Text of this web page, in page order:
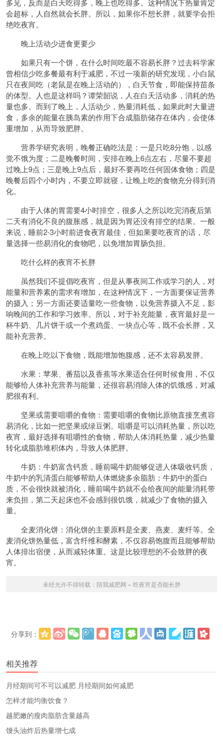
多见，反而是白天吃得多，晚上也吃得多。这种情况下热量肯定
会超标，人自然就会长胖。所以，如果你不想长胖，就要学会拒
绝吃夜宵。
晚上活动少进食更要少
如果只有一个饼，在什么时间吃最不容易长胖？过去科学家
曾相信少吃多餐最有利于减肥，不过一项新的研究发现，小白鼠
只在夜间吃（老鼠是在晚上活动的），白天节食，即能保持苗条
的体型。人也是这样吗？谭荣韶说，人在白天活动多，消耗的热
量也多。而到了晚上，人活动少，热量消耗低，如果此时大量进
食，多余的能量在胰岛素的作用下合成脂肪储存在体内，会使体
重增加，从而导致肥胖。
营养学研究表明，晚餐正确吃法是：一是只吃8分饱，以感
觉不饿为度；二是晚餐时间，安排在晚上6点左右，尽量不要超
过晚上9点；三是晚上9点后，最好不要再吃任何固体食物；四是
晚餐后四个小时内，不要立即就寝，让晚上吃的食物充分得到消
化。
由于人体的胃需要4小时排空，很多人之所以吃完消夜后第
二天有消化不良的腹胀感，就是因为胃还没有排空的结果。一般
来说，睡前2-3小时前进食夜宵最佳，但如果要吃夜宵的话，尽
量选择一些易消化的食物吧，以免增加胃肠负担。
吃什么样的夜宵不长胖
虽然我们不提倡吃夜宵，但是从事夜间工作或学习的人，对
能量和营养素的需求有增加，在这种情况下，一方面要保证营养
的摄入；另一方面还要适量吃一些食物，以免营养摄入不足，影
响晚间的工作和学习效率。所以，对于补充能量，夜宵最好是一
杯牛奶、几片饼干或一个煮鸡蛋、一块点心等，既不会长胖，又
能补充营养。
在晚上吃以下食物，既能增加饱腹感，还不太容易发胖。
水果：苹果、番茄以及香蕉等水果适合任何时候食用，不仅
能够给人体补充营养与能量，还很容易消除人体的饥饿感，对减
肥很有利。
坚果或需要咀嚼的食物：需要咀嚼的食物比原物直接烹煮容
易消化，比如一把坚果或绿豆粥。咀嚼是可以消耗热量，所以吃
夜宵，最好选择有咀嚼性的食物，帮助人体消耗热量，减少热量
转化成脂肪堆积体内，导致人体肥胖。
牛奶：牛奶富含钙质，睡前喝牛奶能够促进人体吸收钙质，
牛奶中的乳清蛋白能够帮助人体燃烧多余脂肪；牛奶中的蛋白
质，不会很快就被消化，睡前喝牛奶就不会给夜间的能量消耗带
来负担，第二天起床也不会感到很饥饿，就减少了食物的摄入
量。
全麦消化饼：消化饼的主要原料是全麦、燕麦、麦纤等。全
麦消化饼热量低，富含纤维和酵素，不仅容易饱腹而且能够帮助
人体排出宿便，从而减轻体重。这是比较理想的不会致胖的夜
宵。
未经允许不得转载： 陪我减肥网 » 吃夜宵是否能长胖
分享到：
相关推荐
​月经期间可不可以减肥 月经期间如何减肥
怎样才能均衡饮食？
越肥嫩的瘦肉脂肪含量越高
馒头油炸后热量增七成